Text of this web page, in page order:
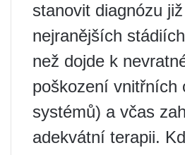
stanovit diagnózu
nejranějších
než dojde k
poškození vnitřních
systémů) a včas
adekvátní terapii.